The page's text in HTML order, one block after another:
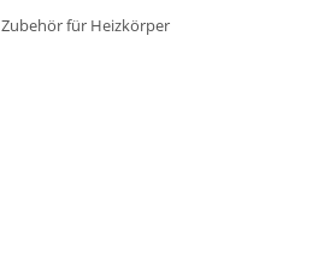
Zubehör für Heizkörper